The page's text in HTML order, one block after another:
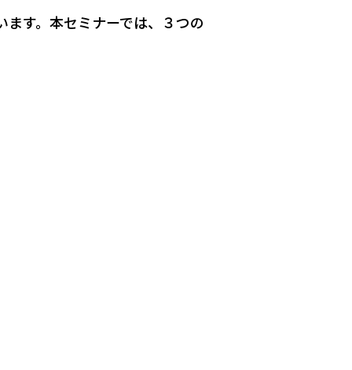
す。本セミナーでは、３つの